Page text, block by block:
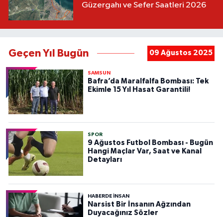
Güzergahı ve Sefer Saatleri 2026
Geçen Yıl Bugün 09 Ağustos 2025
SAMSUN
Bafra’da Maralfalfa Bombası: Tek
Ekimle 15 Yıl Hasat Garantili!
SPOR
9 Ağustos Futbol Bombası - Bugün
Hangi Maçlar Var, Saat ve Kanal
Detayları
HABERDE INSAN
Narsist Bir İnsanın Ağzından
Duyacağınız Sözler